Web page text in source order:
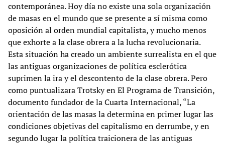
contemporánea. Hoy día no existe una sola organización
de masas en el mundo que se presente a sí misma como
oposición al orden mundial capitalista, y mucho menos
que exhorte a la clase obrera a la lucha revolucionaria.
Esta situación ha creado un ambiente surrealista en el que
las antiguas organizaciones de política esclerótica
suprimen la ira y el descontento de la clase obrera. Pero
como puntualizara Trotsky en El Programa de Transición,
documento fundador de la Cuarta Internacional, “La
orientación de las masas la determina en primer lugar las
condiciones objetivas del capitalismo en derrumbe, y en
segundo lugar la política traicionera de las antiguas